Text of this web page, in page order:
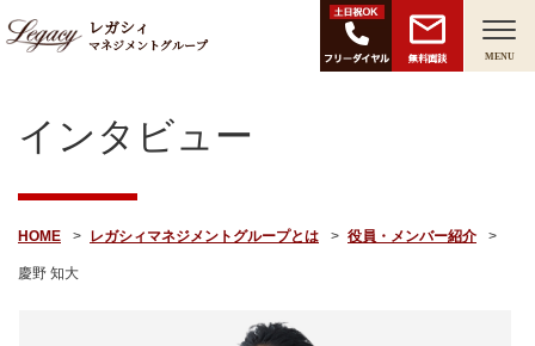
レガシィ
マネジメントグループ
無料面談 MENU
インタビュー
HOME レガシィマネジメントグループとは 役員・メンバー紹介
慶野 知大